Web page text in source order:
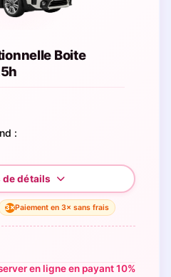
Boite
:
3×Paiement en 3× sans frais
en ligne en payant 10%